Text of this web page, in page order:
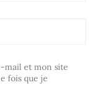
mail et mon site
fois que je